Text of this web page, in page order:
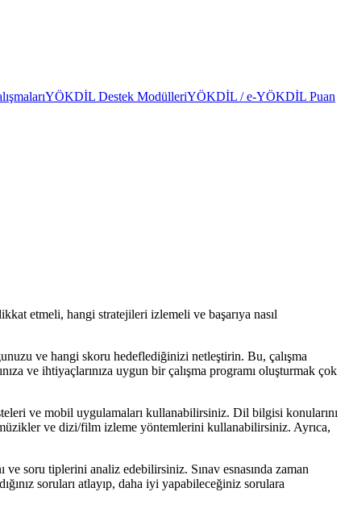
YÖKDİL Destek ModülleriYÖKDİL / e-YÖKDİL Puan
etmeli, hangi stratejileri izlemeli ve başarıya nasıl
ve hangi skoru hedeflediğinizi netleştirin. Bu, çalışma
ve ihtiyaçlarınıza uygun bir çalışma programı oluşturmak çok
ve mobil uygulamaları kullanabilirsiniz. Dil bilgisi konularını
ve dizi/film izleme yöntemlerini kullanabilirsiniz. Ayrıca,
ve soru tiplerini analiz edebilirsiniz. Sınav esnasında zaman
soruları atlayıp, daha iyi yapabileceğiniz sorulara